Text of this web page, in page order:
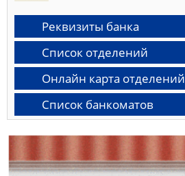
Реквизиты банка
Список отделений
Онлайн карта отделений
Список банкоматов